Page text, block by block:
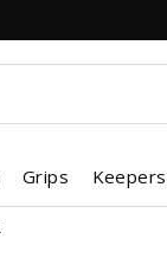
Grips Keepers